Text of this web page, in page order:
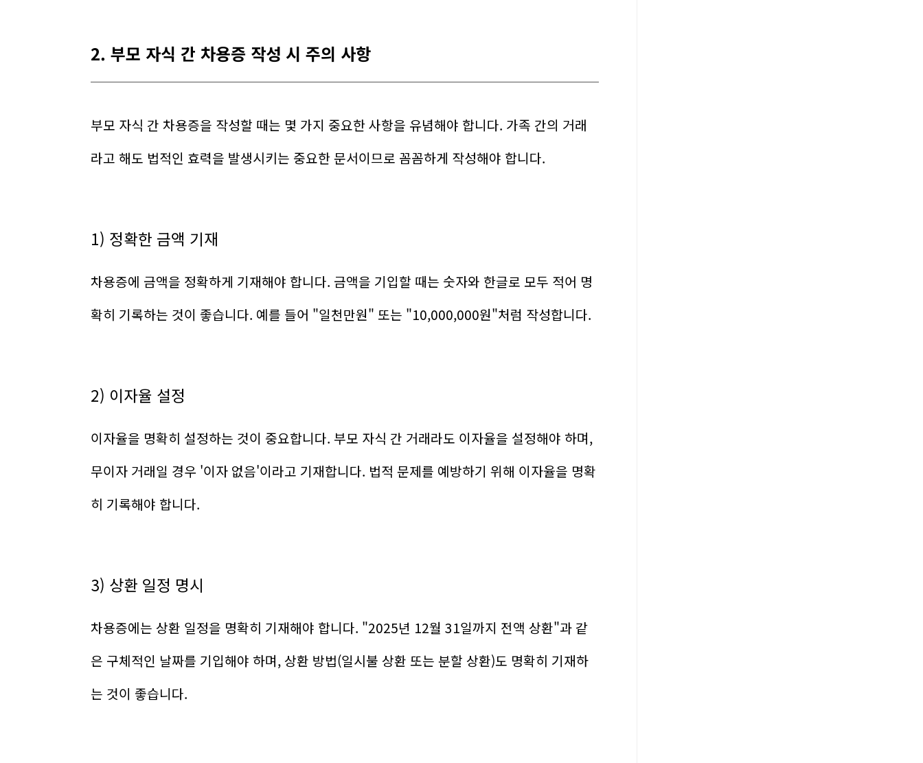
2. 부모 자식 간 차용증 작성 시 주의 사항
부모 자식 간 차용증을 작성할 때는 몇 가지 중요한 사항을 유념해야 합니다. 가족 간의 거래
라고 해도 법적인 효력을 발생시키는 중요한 문서이므로 꼼꼼하게 작성해야 합니다.
1) 정확한 금액 기재
차용증에 금액을 정확하게 기재해야 합니다. 금액을 기입할 때는 숫자와 한글로 모두 적어 명
확히 기록하는 것이 좋습니다. 예를 들어 "일천만원" 또는 "10,000,000원"처럼 작성합니다.
2) 이자율 설정
이자율을 명확히 설정하는 것이 중요합니다. 부모 자식 간 거래라도 이자율을 설정해야 하며,
무이자 거래일 경우 '이자 없음'이라고 기재합니다. 법적 문제를 예방하기 위해 이자율을 명확
히 기록해야 합니다.
3) 상환 일정 명시
차용증에는 상환 일정을 명확히 기재해야 합니다. "2025년 12월 31일까지 전액 상환"과 같
은 구체적인 날짜를 기입해야 하며, 상환 방법(일시불 상환 또는 분할 상환)도 명확히 기재하
는 것이 좋습니다.